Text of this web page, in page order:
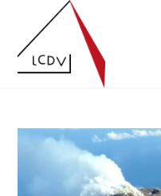
content